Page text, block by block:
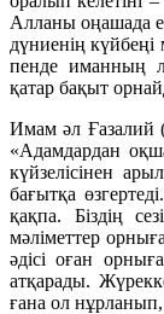
Алланы оңашада
дүниенің күйбеңі
пенде иманның
қатар бақыт
Имам әл Ғазалий
«Адамдардан
күйзелісінен
бағытқа
қақпа. Біздің
мәліметтер
әдісі оған
атқарады.
ғана ол